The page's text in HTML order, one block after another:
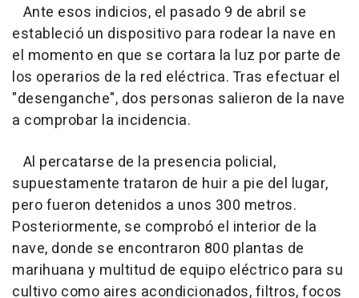
Ante esos indicios, el pasado 9 de abril se
estableció un dispositivo para rodear la nave en
el momento en que se cortara la luz por parte de
los operarios de la red eléctrica. Tras efectuar el
"desenganche", dos personas salieron de la nave
a comprobar la incidencia.
Al percatarse de la presencia policial,
supuestamente trataron de huir a pie del lugar,
pero fueron detenidos a unos 300 metros.
Posteriormente, se comprobó el interior de la
nave, donde se encontraron 800 plantas de
marihuana y multitud de equipo eléctrico para su
cultivo como aires acondicionados, filtros, focos